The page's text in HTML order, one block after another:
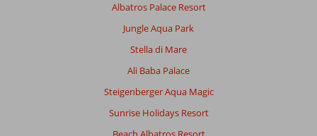
Albatros Palace Resort
Jungle Aqua Park
Stella di Mare
Ali Baba Palace
Steigenberger Aqua Magic
Sunrise Holidays Resort